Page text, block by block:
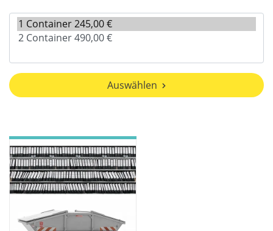
Auswählen